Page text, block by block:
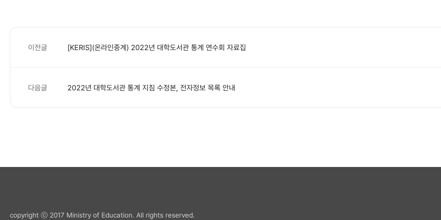
이전글 [KERIS](온라인중계) 2022년 대학도서관 통계 연수회 자료집
다음글 2022년 대학도서관 통계 지침 수정본, 전자정보 목록 안내
copyright ⓒ 2017 Ministry of Education. All rights reserved.